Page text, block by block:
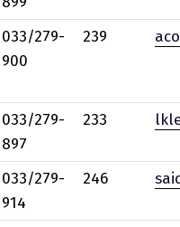
033/279-
900
239
033/279-
897
233
033/279-
914
246